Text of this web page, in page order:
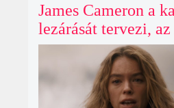
James Cameron a
lezárását tervezi,
4 és 5 jövője így
kilátástalan